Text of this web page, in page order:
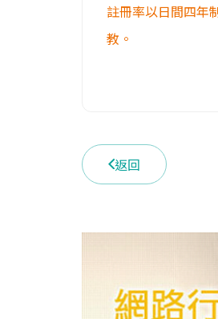
註冊率以日間四年
教。
返回